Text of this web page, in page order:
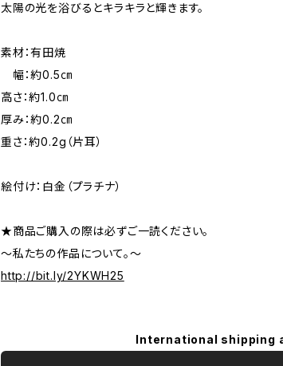
太陽の光を浴びるとキラキラと輝きます。
素材：有田焼
幅：約0.5㎝
高さ：約1.0㎝
厚み：約0.2㎝
重さ：約0.2g（片耳）
絵付け：白金（プラチナ）
★商品ご購入の際は必ずご一読ください。
～私たちの作品について。～
http://bit.ly/2YKWH25
International shipping